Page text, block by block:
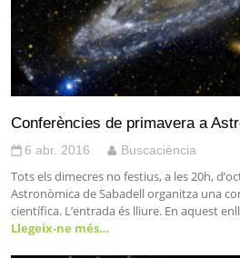
Conferències de primavera a
6 abr. 2016 Buscaciència
Tots els dimecres no festius, a les 20h,
Astronòmica de Sabadell organitza una
científica. L’entrada és lliure. En aquest
Llegeix-ne més…